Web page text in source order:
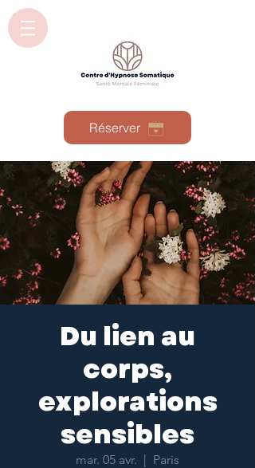
Réserver
Du lien au
corps,
explorations
sensibles
mar. 05 avr.
  |
Paris